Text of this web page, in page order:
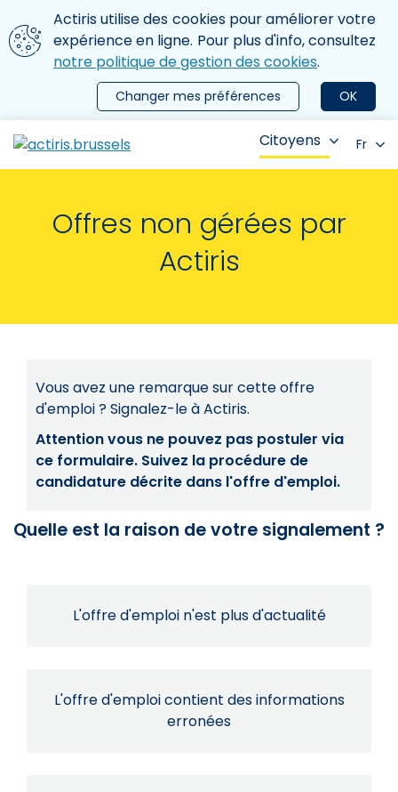
Aller au contenu principal
Nous utilisons des cookies
Actiris utilise des cookies pour améliorer votre
expérience en ligne. Pour plus d'info, consultez
notre politique de gestion des cookies.
OK
Changer mes préférences
le menu
Citoyens Fr
Offres non gérées par
Actiris
Vous avez une remarque sur cette offre
d'emploi ? Signalez-le à Actiris.
Attention vous ne pouvez pas postuler via
ce formulaire. Suivez la procédure de
candidature décrite dans l'offre d'emploi.
Quelle est la raison de votre signalement ?
L'offre d'emploi n'est plus d'actualité
L'offre d'emploi contient des informations
erronées